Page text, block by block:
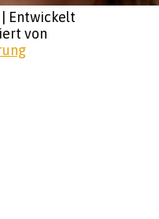
Entwickelt
von